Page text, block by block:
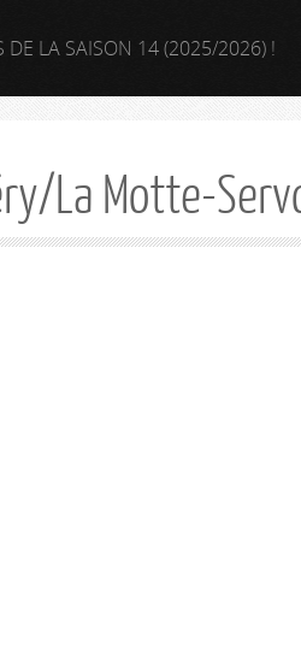
DE LA SAISON 14 (2025/2026) !
La Motte-